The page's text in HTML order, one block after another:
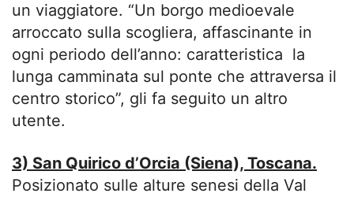
un viaggiatore. “Un borgo medioevale
arroccato sulla scogliera, affascinante in
ogni periodo dell’anno: caratteristica la
lunga camminata sul ponte che attraversa il
centro storico”, gli fa seguito un altro
utente.
3) San Quirico d’Orcia (Siena), Toscana.
Posizionato sulle alture senesi della Val